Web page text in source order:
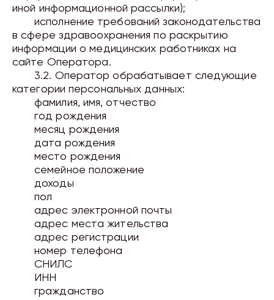
иной информационной рассылки);
исполнение требований законодательства
в сфере здравоохранения по раскрытию
информации о медицинских работниках на
сайте Оператора.
3.2. Оператор обрабатывает следующие
категории персональных данных:
фамилия, имя, отчество
год рождения
месяц рождения
дата рождения
место рождения
семейное положение
доходы
пол
адрес электронной почты
адрес места жительства
адрес регистрации
номер телефона
СНИЛС
ИНН
гражданство